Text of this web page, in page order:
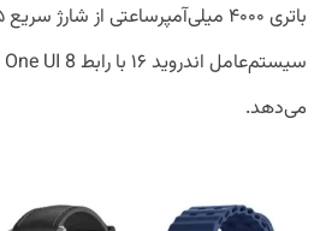
می‌دهد.